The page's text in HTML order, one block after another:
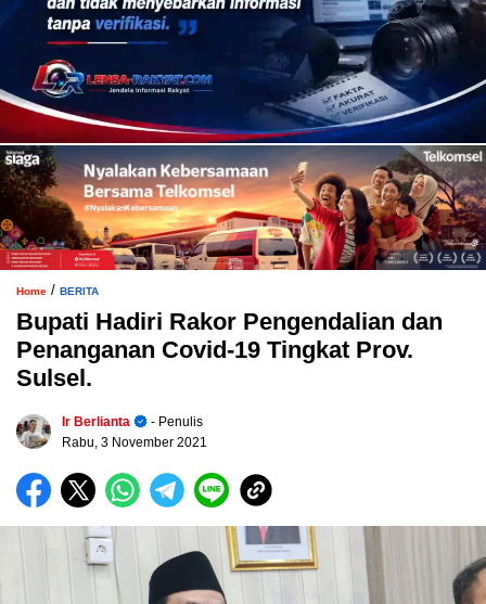
Home / BERITA
Bupati Hadiri Rakor Pengendalian dan
Penanganan Covid-19 Tingkat Prov.
Sulsel.
Ir Berlianta
- Penulis
Rabu, 3 November 2021